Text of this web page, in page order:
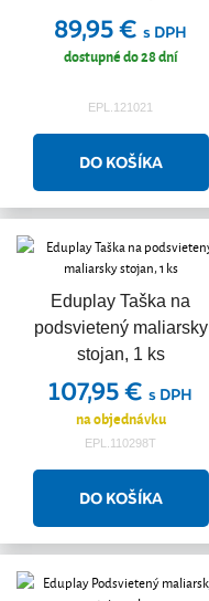
89,95 € s DPH
dostupné do 28 dní
EPL.121021
Eduplay Taška na
podsvietený maliarsky
stojan, 1 ks
107,95 € s DPH
na objednávku
EPL.110298T